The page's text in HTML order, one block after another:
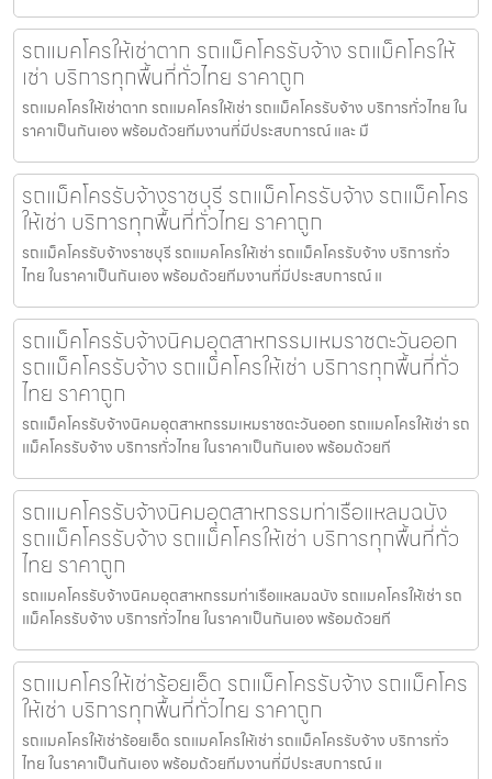
รถแมคโครให้เช่าตาก รถแม็คโครรับจ้าง รถแม็คโครให้
เช่า บริการทุกพื้นที่ทั่วไทย ราคาถูก
รถแมคโครให้เช่าตาก รถแมคโครให้เช่า รถแม็คโครรับจ้าง บริการทั่วไทย ใน
ราคาเป็นกันเอง พร้อมด้วยทีมงานที่มีประสบการณ์ และ มื
รถแม็คโครรับจ้างราชบุรี รถแม็คโครรับจ้าง รถแม็คโคร
ให้เช่า บริการทุกพื้นที่ทั่วไทย ราคาถูก
รถแม็คโครรับจ้างราชบุรี รถแมคโครให้เช่า รถแม็คโครรับจ้าง บริการทั่ว
ไทย ในราคาเป็นกันเอง พร้อมด้วยทีมงานที่มีประสบการณ์ แ
รถแม็คโครรับจ้างนิคมอุตสาหกรรมเหมราชตะวันออก
รถแม็คโครรับจ้าง รถแม็คโครให้เช่า บริการทุกพื้นที่ทั่ว
ไทย ราคาถูก
รถแม็คโครรับจ้างนิคมอุตสาหกรรมเหมราชตะวันออก รถแมคโครให้เช่า รถ
แม็คโครรับจ้าง บริการทั่วไทย ในราคาเป็นกันเอง พร้อมด้วยที
รถแมคโครรับจ้างนิคมอุตสาหกรรมท่าเรือแหลมฉบัง
รถแม็คโครรับจ้าง รถแม็คโครให้เช่า บริการทุกพื้นที่ทั่ว
ไทย ราคาถูก
รถแมคโครรับจ้างนิคมอุตสาหกรรมท่าเรือแหลมฉบัง รถแมคโครให้เช่า รถ
แม็คโครรับจ้าง บริการทั่วไทย ในราคาเป็นกันเอง พร้อมด้วยที
รถแมคโครให้เช่าร้อยเอ็ด รถแม็คโครรับจ้าง รถแม็คโคร
ให้เช่า บริการทุกพื้นที่ทั่วไทย ราคาถูก
รถแมคโครให้เช่าร้อยเอ็ด รถแมคโครให้เช่า รถแม็คโครรับจ้าง บริการทั่ว
ไทย ในราคาเป็นกันเอง พร้อมด้วยทีมงานที่มีประสบการณ์ แ